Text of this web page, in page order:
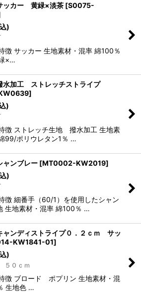
カー 黄緑×淡茶 [S0075-
)
徴 サッカー 生地素材・混率 綿100％
×…
加工 ストレッチストライプ
]
)
徴 ストレッチ生地 撥水加工 生地素
99/ポリウレタン1％ …
ンブレー [MT0002-KW2019]
)
徴 細番手（60/1）を使用したシャン
生地素材・混率 綿100％ …
ンディストライプ０．２ｃｍ サッ
KW1841-01]
)
０ｃｍ
徴 ブロード ポプリン 生地素材・混
生地色 …